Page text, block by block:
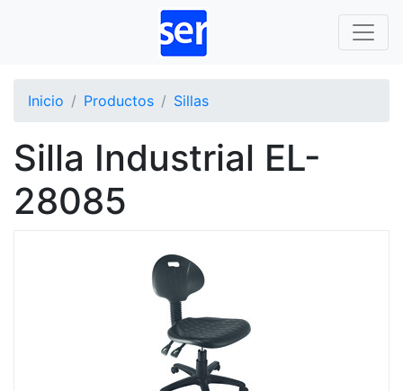
Inicio Productos Sillas
Silla Industrial EL-
28085